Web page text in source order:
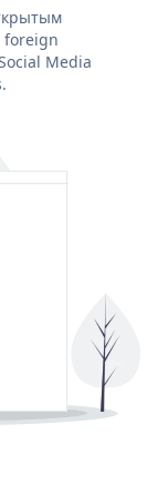
foreign
Media